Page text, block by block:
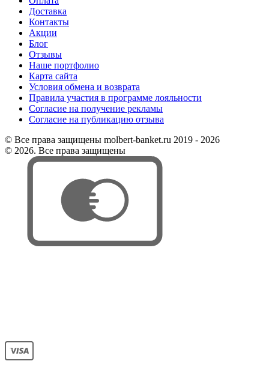
Доставка
Контакты
Акции
Блог
Отзывы
Наше портфолио
Карта сайта
Условия обмена и возврата
Правила участия в программе лояльности
Согласие на получение рекламы
Согласие на публикацию отзыва
© Все права защищены molbert-banket.ru 2019 - 2026
© 2026. Все права защищены